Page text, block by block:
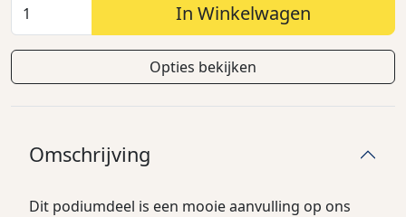
In Winkelwagen
Opties bekijken
Omschrijving
Dit podiumdeel is een mooie aanvulling op ons